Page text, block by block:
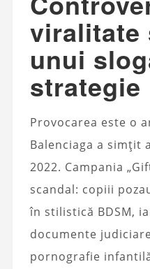
viralitate
unui
strategie
Provocarea este o
Balenciaga a simțit
2022. Campania
scandal: copiii
în stilistică BDSM,
documente
pornografie